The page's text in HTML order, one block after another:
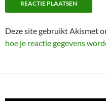
Deze site gebruikt Akismet
hoe je reactie gegevens